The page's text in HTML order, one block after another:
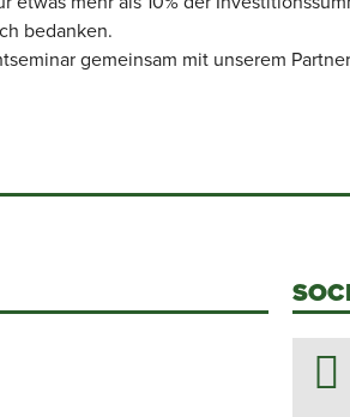
bedanken.
gemeinsam mit unserem